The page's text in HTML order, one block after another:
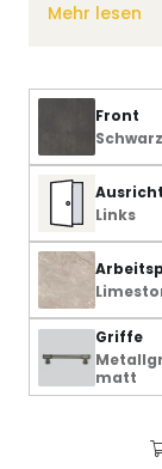
Mehr lesen
Front
Links
Griffe
matt